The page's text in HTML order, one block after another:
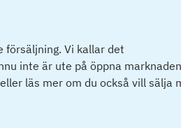
försäljning. Vi kallar det
inte är ute på öppna
läs mer om du också vill sälja